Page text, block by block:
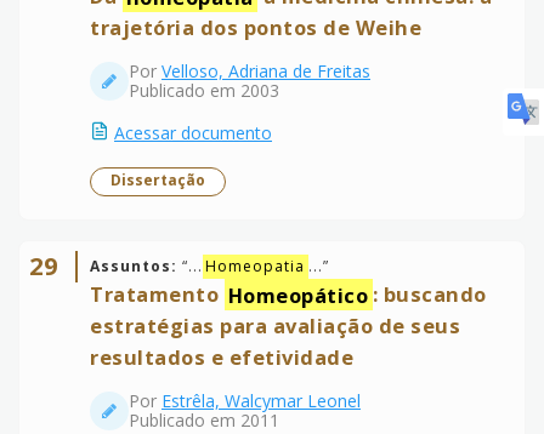
trajetória dos pontos de Weihe
Por Velloso, Adriana de Freitas
Publicado em 2003
Acessar documento
Dissertação
29 Assuntos: “... Homeopatia ...”
Tratamento Homeopático : buscando
estratégias para avaliação de seus
resultados e efetividade
Por Estrêla, Walcymar Leonel
Publicado em 2011